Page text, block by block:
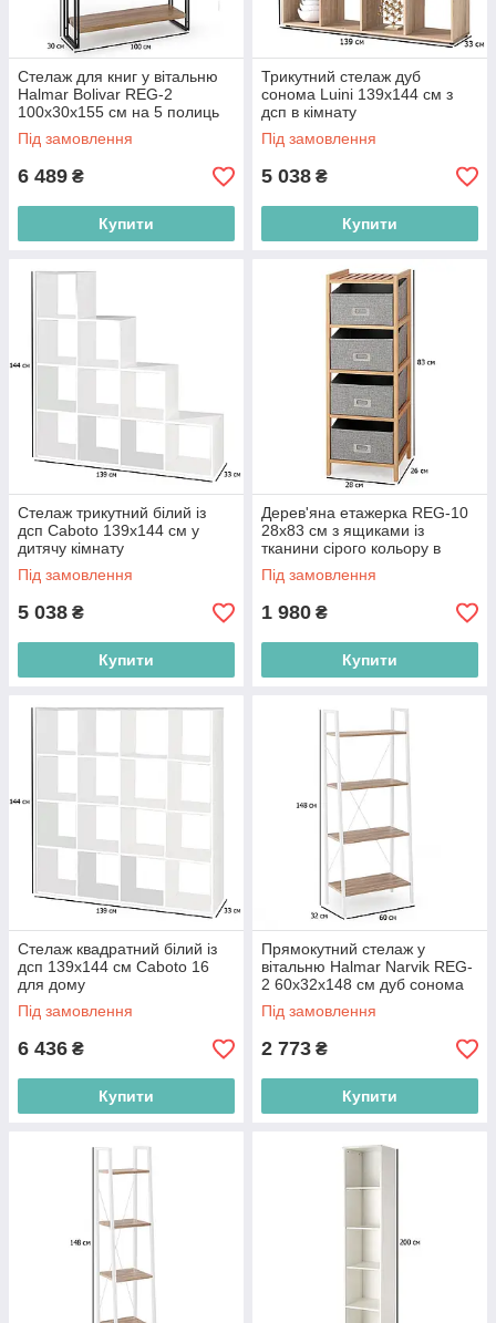
Стелаж для книг у вітальню
Halmar Bolivar REG-2
100х30х155 см на 5 полиць
дуб золотий із чорним
каркасом
Під замовлення
6 489 ₴
Купити
Трикутний стелаж дуб
сонома Luini 139х144 см з
дсп в кімнату
Під замовлення
5 038 ₴
Купити
Стелаж трикутний білий із
дсп Caboto 139х144 см у
дитячу кімнату
Під замовлення
5 038 ₴
Купити
Дерев'яна етажерка REG-10
28х83 см з ящиками із
тканини сірого кольору в
кімнату
Під замовлення
1 980 ₴
Купити
Стелаж квадратний білий із
дсп 139х144 см Caboto 16
для дому
Під замовлення
6 436 ₴
Купити
Прямокутний стелаж у
вітальню Halmar Narvik REG-
2 60х32х148 см дуб сонома
на білому сталевому каркасі
Під замовлення
2 773 ₴
Купити